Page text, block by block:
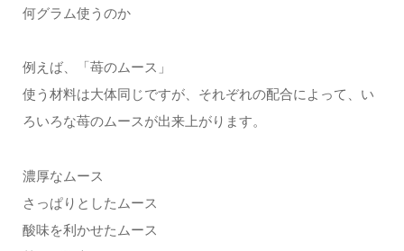
何グラム使うのか
例えば、「苺のムース」
使う材料は大体同じですが、それぞれの配合によって、い
ろいろな苺のムースが出来上がります。
濃厚なムース
さっぱりとしたムース
酸味を利かせたムース